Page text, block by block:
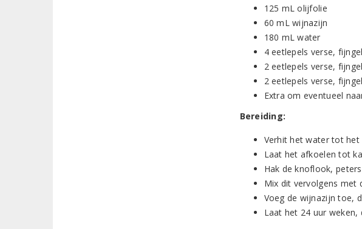
125 mL olijfolie
60 mL wijnazijn
180 mL water
4 eetlepels verse,
2 eetlepels verse,
2 eetlepels verse,
Extra om eventueel
Bereiding:
Verhit het water tot
Laat het afkoelen tot
Hak de knoflook,
Mix dit vervolgens met
Voeg de wijnazijn toe,
Laat het 24 uur